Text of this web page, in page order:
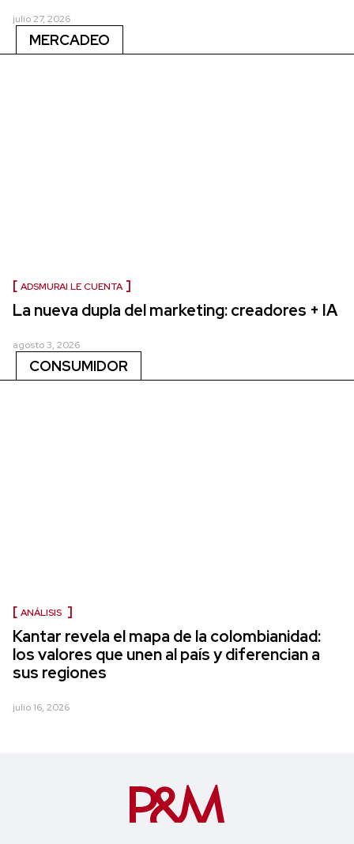
julio 27, 2026
MERCADEO
ADSMURAI LE CUENTA
La nueva dupla del marketing: creadores + IA
agosto 3, 2026
CONSUMIDOR
ANÁLISIS
Kantar revela el mapa de la colombianidad:
los valores que unen al país y diferencian a
sus regiones
julio 16, 2026